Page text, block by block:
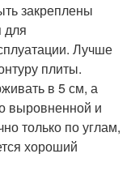
закреплены
для
Лучше
плиты.
в 5 см, а
выровненной и
только по углам,
хороший